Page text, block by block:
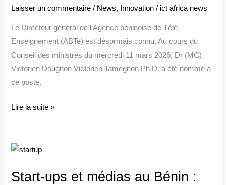
Laisser un commentaire / News, Innovation / ict africa news
Le Directeur général de l’Agence béninoise de Télé-
Enseignement (ABTe) est désormais connu. Au cours du
Conseil des ministres du mercredi 11 mars 2026, Dr (MC)
Victorien Dougnon Victorien Tamegnon Ph.D. a été nommé à
ce poste.
général
Lire la suite »
Start-ups et médias au Bénin :
Start-
et